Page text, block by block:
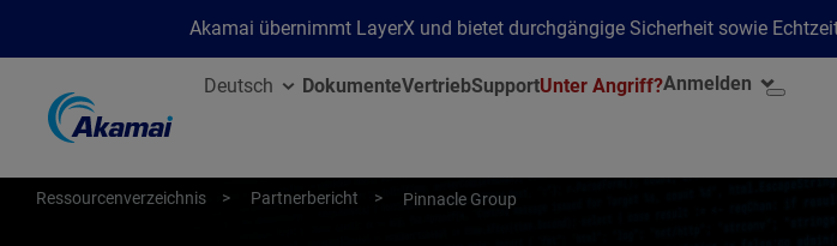
Akamai übernimmt LayerX und bietet durchgängige Sicherheit sowie
Deutsch DokumenteVertriebSupportUnter Angriff?Anmelden
Ressourcenverzeichnis Partnerbericht Pinnacle Group